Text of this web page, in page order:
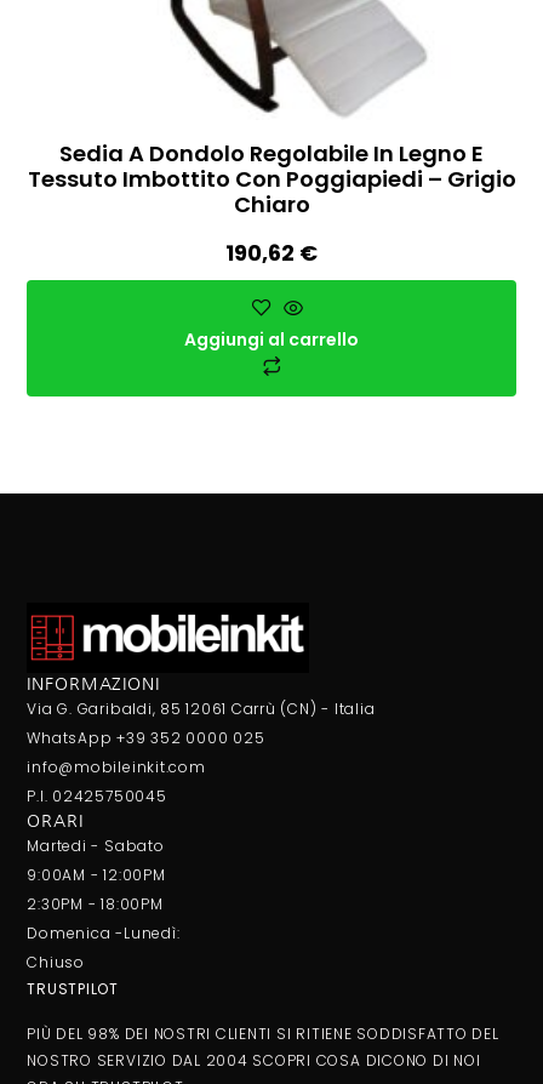
Sedia A Dondolo Regolabile In Legno E
Tessuto Imbottito Con Poggiapiedi – Grigio
Chiaro
190,62 €
Aggiungi al carrello
INFORMAZIONI
Via G. Garibaldi, 85 12061 Carrù (CN) - Italia
WhatsApp +39 352 0000 025
info@mobileinkit.com
P.I. 02425750045
ORARI
Martedi - Sabato
9:00AM - 12:00PM
2:30PM - 18:00PM
Domenica -Lunedì:
Chiuso
TRUSTPILOT
PIÙ DEL 98% DEI NOSTRI CLIENTI SI RITIENE SODDISFATTO DEL
NOSTRO SERVIZIO DAL 2004 SCOPRI COSA DICONO DI NOI